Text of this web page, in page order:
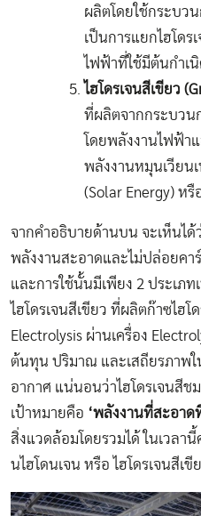
ผลิตโดยใช้กระบว
เป็นการแยกไฮโด
ไฟฟ้าที่ใช้มีต้นกำเ
ไฮโดรเจนสีเขียว
ที่ผลิตจากกระบวน
โดยพลังงานไฟฟ้า
พลังงานหมุนเวียน
(Solar Energy) ห
จากคำอธิบายด้านบน จะเห็นได้
พลังงานสะอาดและไม่ปล่อยค
และการใช้นั้นมีเพียง 2 ประเภ
ไฮโดรเจนสีเขียว ที่ผลิตก๊าซไฮ
Electrolysis ผ่านเครื่อง
ต้นทุน ปริมาณ และเสถียรภาพ
อากาศ แน่นอนว่าไฮโดรเจนสี
เป้าหมายคือ ‘พลังงานที่สะอาด
สิ่งแวดล้อมโดยรวมได้ ในเวลา
นไฮโดนเจน หรือ ไฮโดรเจนสีเ